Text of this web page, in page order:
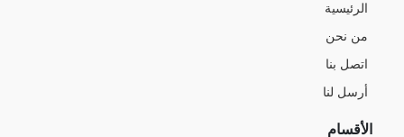
الرئيسية
من نحن
اتصل بنا
أرسل لنا
الأقسام